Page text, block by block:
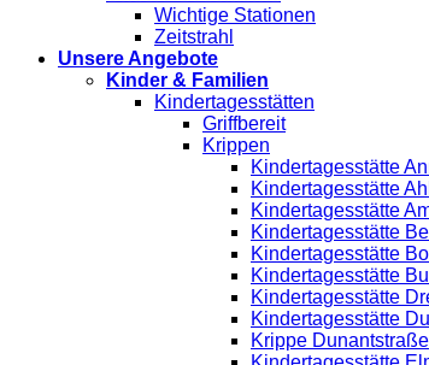
Wichtige Stationen
Zeitstrahl
Unsere Angebote
Kinder & Familien
Kindertagesstätten
Griffbereit
Krippen
Kindertagesstätte
Kindertagesstätte
Kindertagesstätte
Kindertagesstätte
Kindertagesstätte
Kindertagesstätte
Kindertagesstätte
Kindertagesstätte
Krippe Dunantstraße